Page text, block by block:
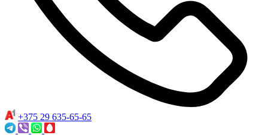
+375 29 635-65-65